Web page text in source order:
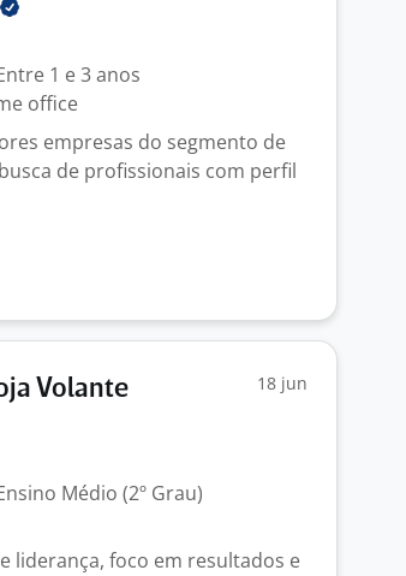
1 e 3 anos
office
empresas do segmento de
de profissionais com perfil
Volante 18 jun
Médio (2º Grau)
liderança, foco em resultados e